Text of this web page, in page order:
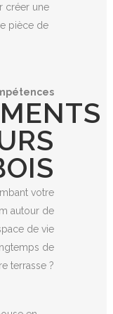
créer une
pièce de
votre
autour de
de vie
de
terrasse ?